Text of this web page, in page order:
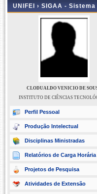
UNIFEI › SIGAA -
CLODUALDO VENICIO DE
INSTITUTO DE CIÊNCIAS
Perfil Pessoal
Produção Intelectual
Disciplinas Ministradas
Relatórios de Carga Horária
Projetos de Pesquisa
Atividades de Extensão